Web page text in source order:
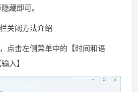
藏即可。
关闭方法介绍
点击左侧菜单中的【时间和语
入】